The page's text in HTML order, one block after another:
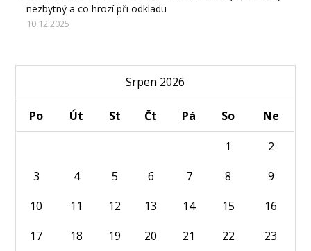
nezbytný a co hrozí při odkladu
10.12.2025
Srpen 2026
Po Út St Čt Pá So
Ne
1
2
3
4 5 6 7 8
9
10
11 12 13 14 15
16
17
18 19 20 21 22
23